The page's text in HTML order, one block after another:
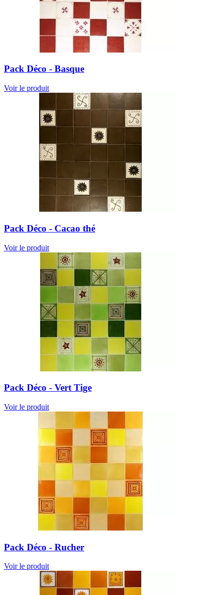
Pack Déco - Basque
Voir le produit
Pack Déco - Cacao thé
Voir le produit
Pack Déco - Vert Tige
Voir le produit
Pack Déco - Rucher
Voir le produit